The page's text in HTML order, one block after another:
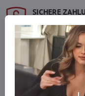
SICHERE
Ware auf Lager
Wir versenden
Werden Sie
Werden Sie Teil
Mitgliedervorteil
Der Vorteil wird